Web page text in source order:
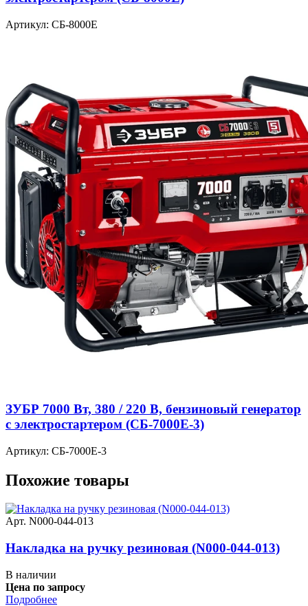
Артикул: СБ-8000Е
ЗУБР 7000 Вт, 380 / 220 В, бензиновый генератор
с электростартером (СБ-7000Е-3)
Артикул: СБ-7000Е-3
Похожие товары
Арт. N000-044-013
Накладка на ручку резиновая (N000-044-013)
В наличии
Цена по запросу
Подробнее